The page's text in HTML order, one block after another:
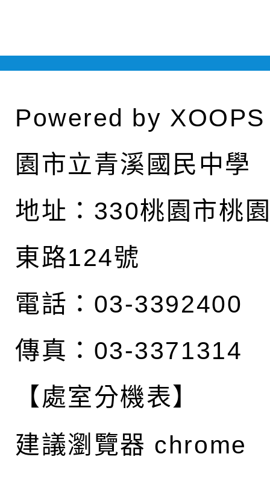
Powered by XOOPS
園市立青溪國民中學
地址： 330桃園市桃
東路124號
電話：03-3392400
傳真：03-3371314
【處室分機表】
建議瀏覽器 chrome